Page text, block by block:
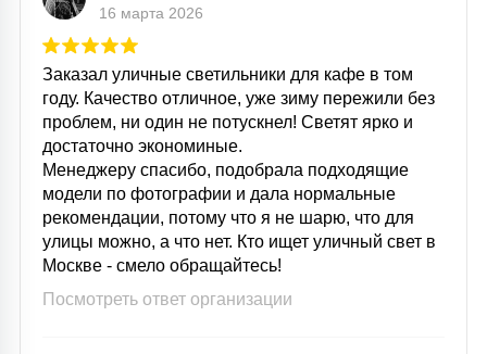
16 марта 2026
Заказал уличные светильники для кафе в том
году. Качество отличное, уже зиму пережили без
проблем, ни один не потускнел! Светят ярко и
достаточно экономиные.
Менеджеру спасибо, подобрала подходящие
модели по фотографии и дала нормальные
рекомендации, потому что я не шарю, что для
улицы можно, а что нет. Кто ищет уличный свет в
Москве - смело обращайтесь!
Посмотреть ответ организации